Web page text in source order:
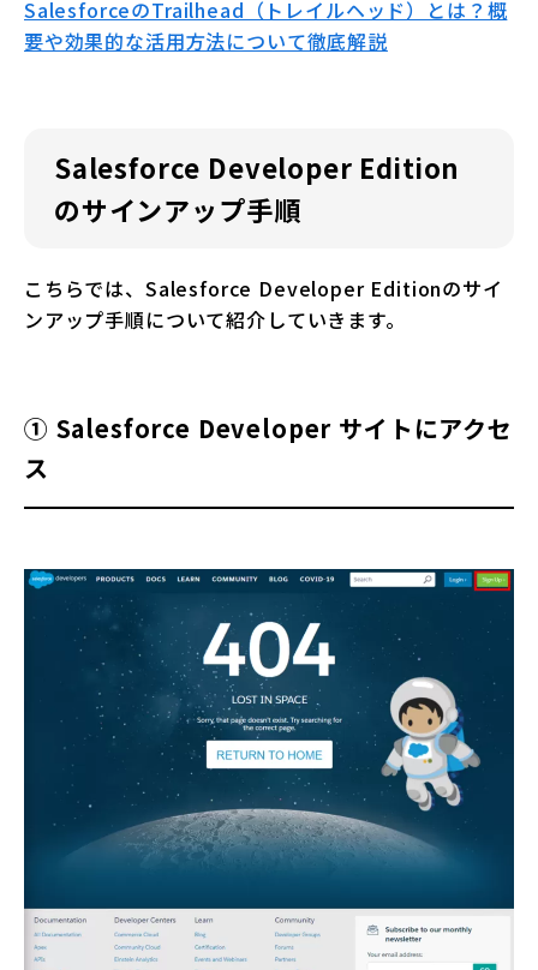
SalesforceのTrailhead（トレイルヘッド）とは？概
要や効果的な活用方法について徹底解説
Salesforce Developer Edition
のサインアップ手順
こちらでは、Salesforce Developer Editionのサイ
ンアップ手順について紹介していきます。
① Salesforce Developer サイトにアクセ
ス